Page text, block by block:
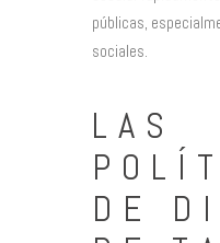
públicas,
sociales.
LAS
DE